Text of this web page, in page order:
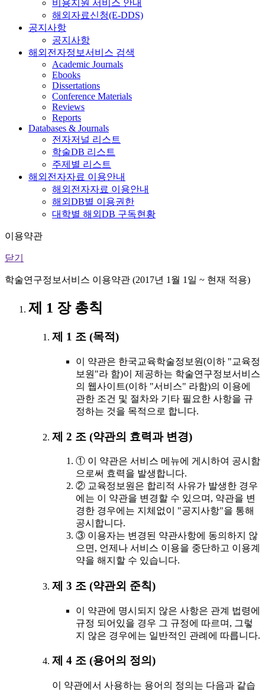
비용지원 서비스 안내
해외자료신청(E-DDS)
공지사항
공지사항
해외전자정보서비스 검색
Academic Journals
Ebooks
Dissertations
Conference Materials
Reviews
Reports
Databases & Journals
전자저널 리스트
학술DB 리스트
주제별 리스트
해외전자자료 이용안내
해외전자자료 이용안내
해외DB별 이용권한
대학별 해외DB 구독현황
이용약관
닫기
학술연구정보서비스 이용약관 (2017년 1월 1일 ~ 현재 적용)
제 1 장 총칙
제 1 조 (목적)
이 약관은 한국교육학술정보원(이하 "교육정
보원"라 함)이 제공하는 학술연구정보서비스
의 웹사이트(이하 "서비스" 라함)의 이용에
관한 조건 및 절차와 기타 필요한 사항을 규
정하는 것을 목적으로 합니다.
제 2 조 (약관의 효력과 변경)
① 이 약관은 서비스 메뉴에 게시하여 공시함
으로써 효력을 발생합니다.
② 교육정보원은 합리적 사유가 발생한 경우
에는 이 약관을 변경할 수 있으며, 약관을 변
경한 경우에는 지체없이 "공지사항"을 통해
공시합니다.
③ 이용자는 변경된 약관사항에 동의하지 않
으면, 언제나 서비스 이용을 중단하고 이용계
약을 해지할 수 있습니다.
제 3 조 (약관외 준칙)
이 약관에 명시되지 않은 사항은 관계 법령에
규정 되어있을 경우 그 규정에 따르며, 그렇
지 않은 경우에는 일반적인 관례에 따릅니다.
제 4 조 (용어의 정의)
이 약관에서 사용하는 용어의 정의는 다음과 같습